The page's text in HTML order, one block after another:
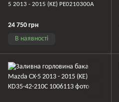
5 2013 - 2015 (KE) PE0210300A
24 750 грн
В наявності